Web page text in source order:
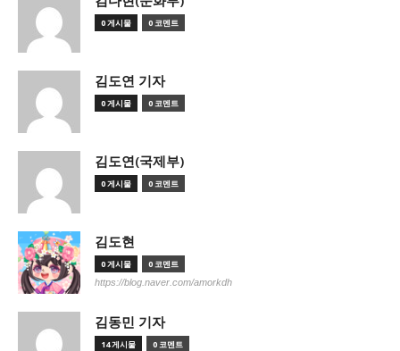
0 게시물 0 코멘트
김도연 기자
0 게시물 0 코멘트
김도연(국제부)
0 게시물 0 코멘트
김도현
0 게시물 0 코멘트
https://blog.naver.com/amorkdh
김동민 기자
14 게시물 0 코멘트